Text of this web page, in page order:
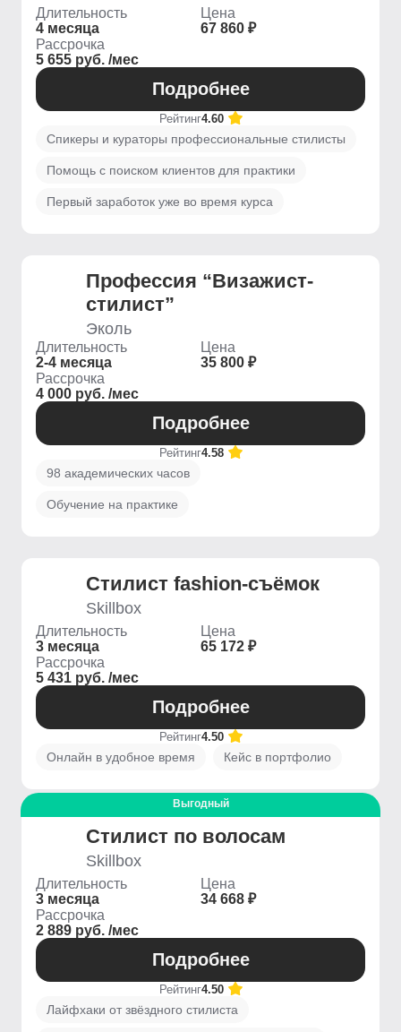
Длительность
4 месяца
Цена
67 860 ₽
Рассрочка
5 655 руб. /мес
Подробнее
Рейтинг4.60
Спикеры и кураторы профессиональные стилисты
Помощь с поиском клиентов для практики
Первый заработок уже во время курса
Профессия “Визажист-
стилист”
Эколь
Длительность
2-4 месяца
Цена
35 800 ₽
Рассрочка
4 000 руб. /мес
Подробнее
Рейтинг4.58
98 академических часов
Обучение на практике
Стилист fashion-съёмок
Skillbox
Длительность
3 месяца
Цена
65 172 ₽
Рассрочка
5 431 руб. /мес
Подробнее
Рейтинг4.50
Онлайн в удобное время Кейс в портфолио
Выгодный
Стилист по волосам
Skillbox
Длительность
3 месяца
Цена
34 668 ₽
Рассрочка
2 889 руб. /мес
Подробнее
Рейтинг4.50
Лайфхаки от звёздного стилиста